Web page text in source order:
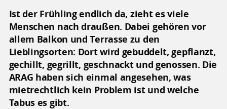
Ist der Frühling endlich da, zieht es viele
Menschen nach draußen. Dabei gehören vor
allem Balkon und Terrasse zu den
Lieblingsorten: Dort wird gebuddelt, gepflanzt,
gechillt, gegrillt, geschnackt und genossen. Die
ARAG haben sich einmal angesehen, was
mietrechtlich kein Problem ist und welche
Tabus es gibt.